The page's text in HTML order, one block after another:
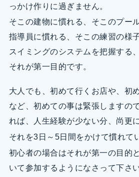
っかけ作りに過ぎません。
そこの建物に慣れる、そこのプー
指導員に慣れる、そこの練習の様
スイミングのシステムを把握する
それが第一目的です。
大人でも、初めて行くお店や、初
など、初めての事は緊張しますの
れば、人生経験が少ない分、尚更
それを3日～5日間をかけて慣れて
初心者の場合はそれが第一の目的
いて参加するようになさって下さい